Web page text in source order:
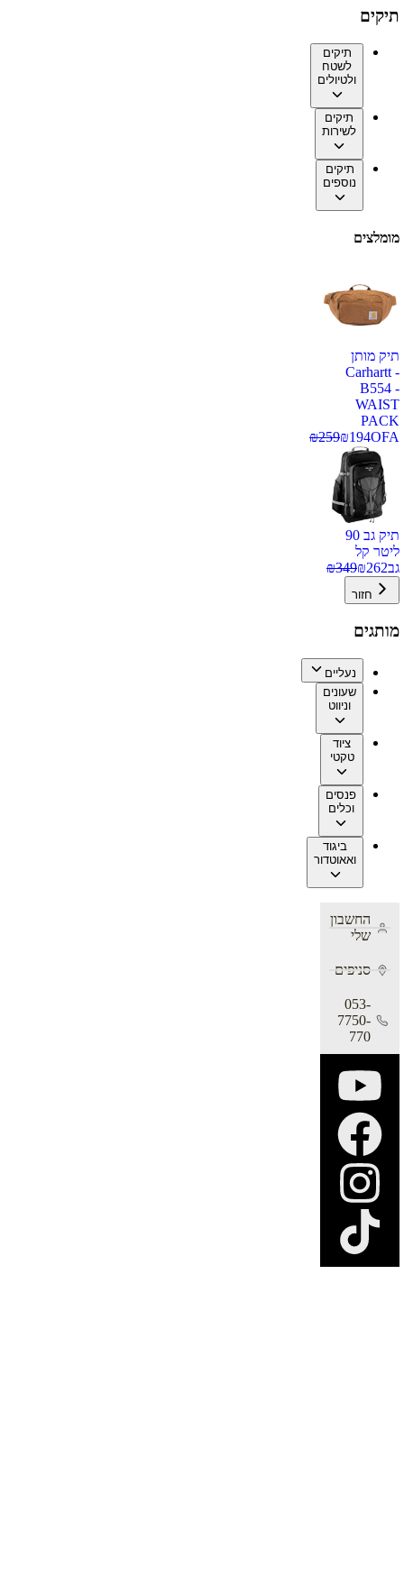
תיקים
תיקים
לשטח
ולטיולים
תיקים
לשירות
תיקים
נוספים
מומלצים
תיק מותן
Carhartt -
B554 -
WAIST
PACK
OFA
₪194
₪259
תיק גב 90
ליטר קל
גב
₪262
₪349
חזור
מותגים
נעליים
שעונים
וניווט
ציוד
טקטי
פנסים
וכלים
ביגוד
ואאוטדור
החשבון
שלי
סניפים
053-
7750-
770